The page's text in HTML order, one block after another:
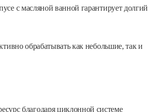
с масляной ванной гарантирует долгий
обрабатывать как небольшие, так и
благодаря циклонной системе